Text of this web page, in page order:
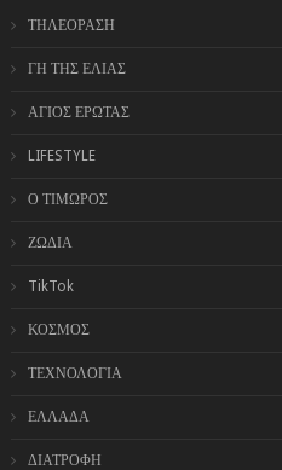
ΤΗΛΕΟΡΑΣΗ
ΓΗ ΤΗΣ ΕΛΙΑΣ
ΑΓΙΟΣ ΕΡΩΤΑΣ
LIFESTYLE
Ο ΤΙΜΩΡΟΣ
ΖΩΔΙΑ
TikTok
ΚΟΣΜΟΣ
ΤΕΧΝΟΛΟΓΙΑ
ΕΛΛΑΔΑ
ΔΙΑΤΡΟΦΗ